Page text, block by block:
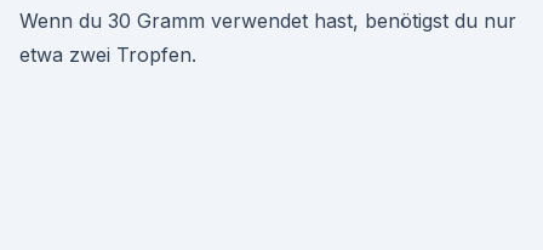
Wenn du 30 Gramm verwendet hast, benötigst du nur
etwa zwei Tropfen.